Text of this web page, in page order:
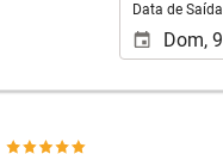
Data de Saída